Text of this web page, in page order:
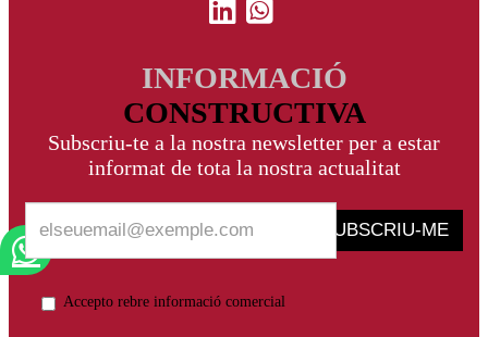
INFORMACIÓ
CONSTRUCTIVA
Subscriu-te a la nostra newsletter per a estar
informat de tota la nostra actualitat
SUBSCRIU-ME
Accepto rebre informació comercial